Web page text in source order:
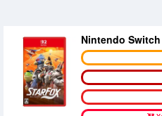
Nintendo